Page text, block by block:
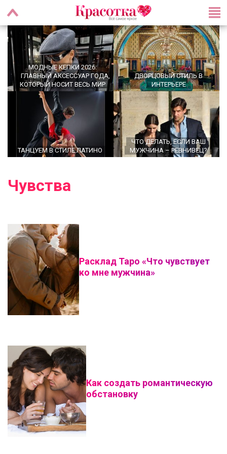
МОДНЫЕ КЕПКИ 2026:
ГЛАВНЫЙ АКСЕССУАР ГОДА,
КОТОРЫЙ НОСИТ ВЕСЬ МИР
ДВОРЦОВЫЙ СТИЛЬ В
ИНТЕРЬЕРЕ
ТАНЦУЕМ В СТИЛЕ ЛАТИНО
ЧТО ДЕЛАТЬ, ЕСЛИ ВАШ
МУЖЧИНА – РЕВНИВЕЦ?
Чувства
Расклад Таро «Что чувствует
ко мне мужчина»
Как создать романтическую
обстановку